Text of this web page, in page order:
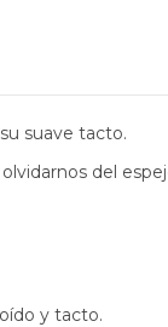
suave tacto.
del
y tacto.